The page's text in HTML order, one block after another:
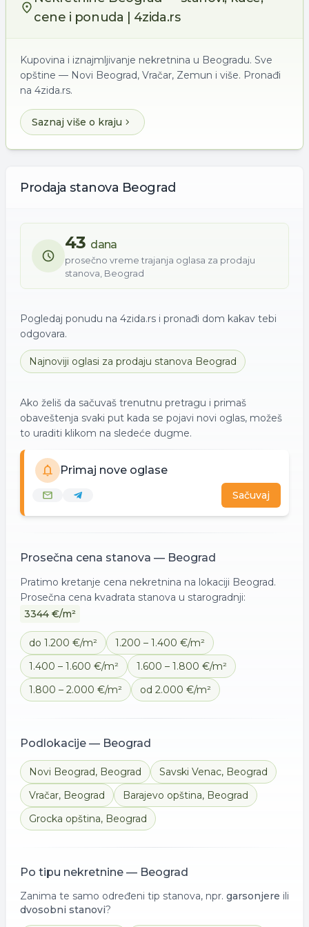
cene i ponuda | 4zida.rs
Kupovina i iznajmljivanje nekretnina u Beogradu. Sve
opštine — Novi Beograd, Vračar, Zemun i više. Pronađi
na 4zida.rs.
Saznaj više o kraju
Prodaja stanova Beograd
43 dana
prosečno vreme trajanja oglasa za prodaju
stanova, Beograd
Pogledaj ponudu na 4zida.rs i pronađi dom kakav tebi
odgovara.
Najnoviji oglasi za prodaju stanova Beograd
Ako želiš da sačuvaš trenutnu pretragu i primaš
obaveštenja svaki put kada se pojavi novi oglas, možeš
to uraditi klikom na sledeće dugme.
Primaj nove oglase
Sačuvaj
Prosečna cena stanova — Beograd
Pratimo kretanje cena nekretnina na lokaciji Beograd.
Prosečna cena kvadrata stanova u starogradnji:
3344 €/m²
do 1.200 €/m²
1.200 – 1.400 €/m²
1.400 – 1.600 €/m²
1.600 – 1.800 €/m²
1.800 – 2.000 €/m²
od 2.000 €/m²
Podlokacije — Beograd
Novi Beograd, Beograd Savski Venac, Beograd
Vračar, Beograd Barajevo opština, Beograd
Grocka opština, Beograd
Po tipu nekretnine — Beograd
Zanima te samo određeni tip stanova, npr. garsonjere ili
dvosobni stanovi?